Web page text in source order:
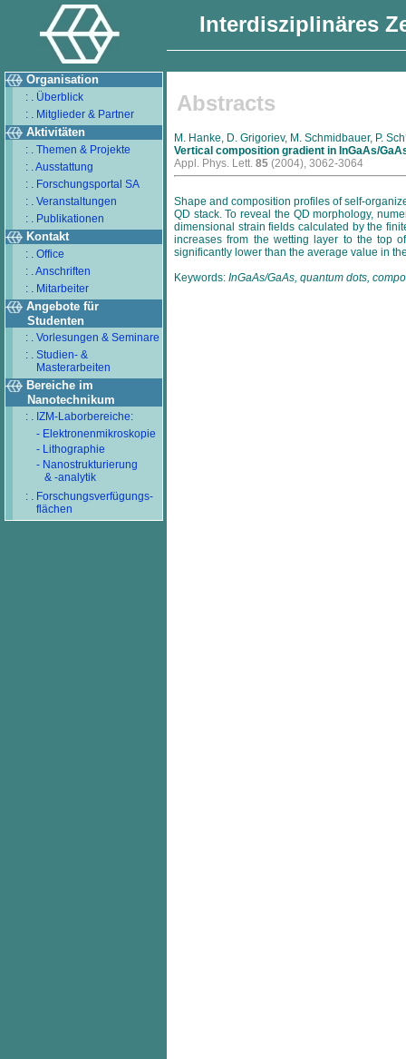
Interdisziplinäres
Organisation
: . Überblick
: . Mitglieder & Partner
Aktivitäten
: . Themen & Projekte
: . Ausstattung
: . Forschungsportal SA
: . Veranstaltungen
: . Publikationen
Kontakt
: . Office
: . Anschriften
: . Mitarbeiter
Angebote für
Studenten
: . Vorlesungen & Seminare
: . Studien- &
Masterarbeiten
Bereiche im
Nanotechnikum
: . IZM-Laborbereiche:
- Elektronenmikroskopie
- Lithographie
- Nanostrukturierung
& -analytik
: . Forschungsverfügungs-
flächen
Abstracts
M. Hanke, D. Grigoriev, M. Schmidbauer, P.
Vertical composition gradient in InGaAs/
Appl. Phys. Lett. 85 (2004), 3062-3064
Shape and composition profiles of self-
QD stack. To reveal the QD morphology,
dimensional strain fields calculated by the
increases from the wetting layer to the top
significantly lower than the average value in
Keywords: InGaAs/GaAs, quantum dots,